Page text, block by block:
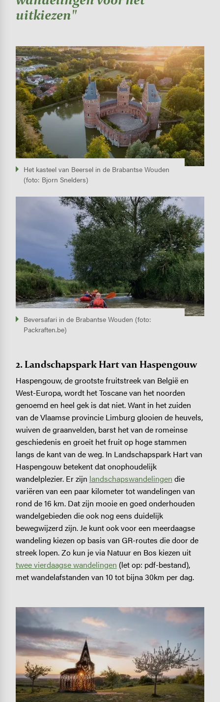
uitkiezen"
Image
Het kasteel van Beersel in de Brabantse Wouden
(foto: Bjorn Snelders)
Beversafari in de Brabantse Wouden (foto:
Packraften.be)
2.LandschapsparkHart van Haspengouw
Haspengouw, de grootste fruitstreek van België en
West-Europa, wordt het Toscane van het noorden
genoemd en heel gek is dat niet. Want in het zuiden
van de Vlaamse provincie Limburg glooien de heuvels,
wuiven de graanvelden, barst het van de romeinse
geschiedenis en groeit het fruit op hoge stammen
langs de kant van de weg. In Landschapspark Hart van
Haspengouw betekent dat onophoudelijk
wandelplezier. Er zijn landschapswandelingen die
variëren van een paar kilometer tot wandelingen van
rond de 16 km. Dat zijn mooie en goed onderhouden
wandelgebieden die ook nog eens duidelijk
bewegwijzerd zijn. Je kunt ook voor een meerdaagse
wandeling kiezen op basis van GR-routes die door de
streek lopen. Zo kun je via Natuur en Bos kiezen uit
twee vierdaagse wandelingen (let op: pdf-bestand),
met wandelafstanden van 10 tot bijna 30km per dag.
Image